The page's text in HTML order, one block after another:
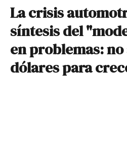
La crisis
síntesis del
en problemas:
dólares para